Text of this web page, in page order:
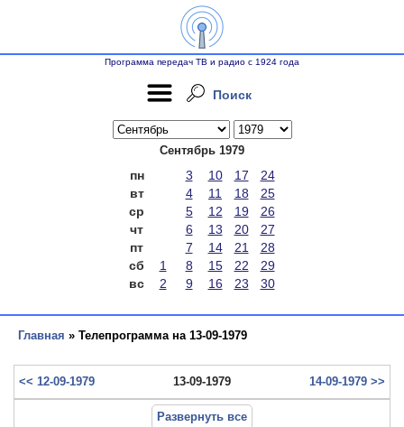
Программа передач ТВ и радио с 1924 года
Поиск
Сентябрь 1979
пн 3 10 17
24
вт
4 11 18
25
ср
5 12 19
26
чт
6 13 20
27
пт
7 14 21
28
сб
1 8 15 22
29
вс
2 9 16 23 30
Главная » Телепрограмма на 13-09-1979
<< 12-09-1979 13-09-1979 14-09-1979 >>
Развернуть все